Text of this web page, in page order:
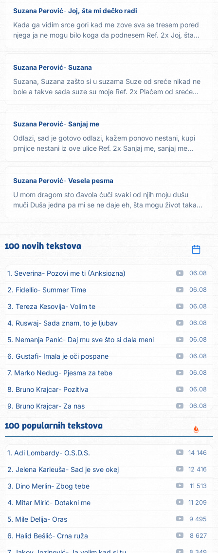
Suzana Perović Joj, šta mi dečko radi
Kada ga vidim srce gori kad me zove sva se tresem pored
njega ja ne mogu bilo koga da podnesem Ref. 2x Joj, šta
Suzana Perović Suzana
Suzana, Suzana zašto si u suzama Suze od sreće nikad ne
bole a takve sada suze su moje Ref. 2x Plačem od sreće
Suzana Perović Sanjaj me
Odlazi, sad je gotovo odlazi, kažem ponovo nestani, kupi
prnjice nestani iz ove ulice Ref. 2x Sanjaj me, sanjaj me
Suzana Perović Vesela pesma
U mom dragom sto đavola ćuči svaki od njih moju dušu
muči Duša jedna pa mi se ne daje eh, šta mogu život takav
100 novih tekstova
1. Severina Pozovi me ti (Anksiozna) 06.08
2. Fidellio Summer Time 06.08
3. Tereza Kesovija Volim te 06.08
4. Ruswaj Sada znam, to je ljubav 06.08
5. Nemanja Panić Daj mu sve što si dala meni 06.08
6. Gustafi Imala je oči pospane 06.08
7. Marko Nedug Pjesma za tebe 06.08
8. Bruno Krajcar Pozitiva 06.08
9. Bruno Krajcar Za nas 06.08
10. Tereza Kesovija Da li ću moći
11. Lidija Bačić Neka se vino toči (Nazdravlje) 06.08
12. Karin Kuljanić Nisi zavridel 06.08
13. Tamara Brusić Nigdi ni lipo ko doma 06.08
14. Tamara Brusić Biž´mo ća 06.08
15. Rusko Richie Bila si, bila 06.08
16. Rusko Richie Ti i ja 06.08
17. Azra Husarkić Ako treba 06.08
100 popularnih tekstova
1. Adi Lombardy O.S.D.S. 14 146
2. Jelena Karleuša Sad je sve okej 12 416
3. Dino Merlin Zbog tebe 11 513
4. Mitar Mirić Dotakni me 11 209
5. Mile Delija Oras 9 495
6. Halid Bešlić Crna ruža 8 627